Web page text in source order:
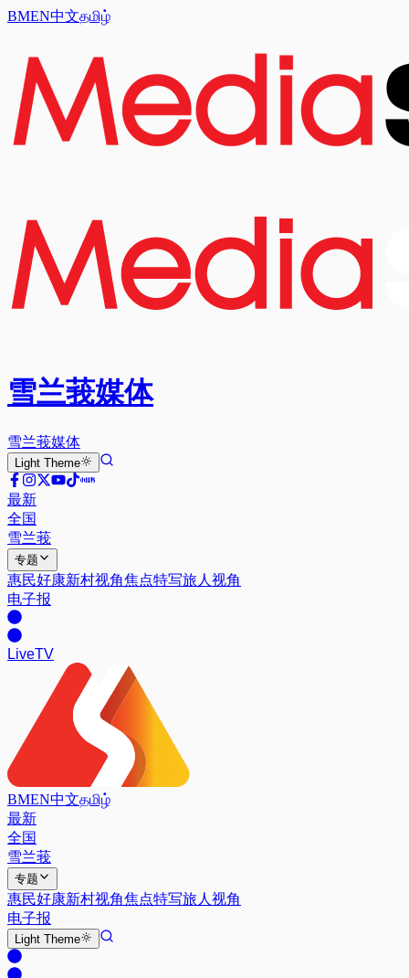
BMEN中文தமிழ்
雪兰莪媒体
雪兰莪媒体
Light Theme
最新
全国
雪兰莪
专题
惠民好康新村视角焦点特写旅人视角
电子报
LiveTV
BMEN中文தமிழ்
最新
全国
雪兰莪
专题
惠民好康新村视角焦点特写旅人视角
电子报
Light Theme